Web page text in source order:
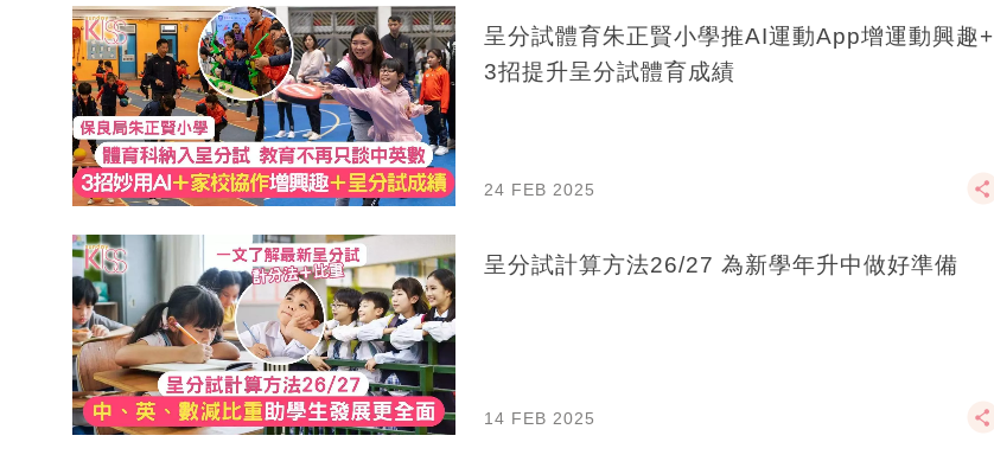
呈分試體育朱正賢小學推AI運動App增運動興趣+
3招提升呈分試體育成績
24 FEB 2025
呈分試計算方法26/27 為新學年升中做好準備
14 FEB 2025